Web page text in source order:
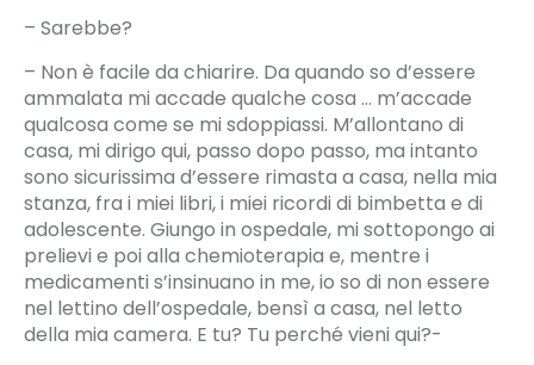
– Sarebbe?
– Non è facile da chiarire. Da quando so d’essere
ammalata mi accade qualche cosa … m’accade
qualcosa come se mi sdoppiassi. M’allontano di
casa, mi dirigo qui, passo dopo passo, ma intanto
sono sicurissima d’essere rimasta a casa, nella mia
stanza, fra i miei libri, i miei ricordi di bimbetta e di
adolescente. Giungo in ospedale, mi sottopongo ai
prelievi e poi alla chemioterapia e, mentre i
medicamenti s’insinuano in me, io so di non essere
nel lettino dell’ospedale, bensì a casa, nel letto
della mia camera. E tu? Tu perché vieni qui?-